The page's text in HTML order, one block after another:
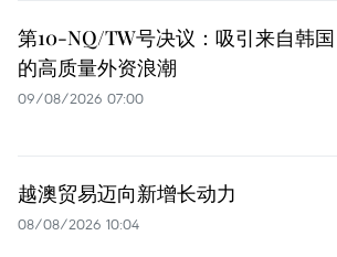
第10-NQ/TW号决议：吸引来自韩国
的高质量外资浪潮
09/08/2026 07:00
越澳贸易迈向新增长动力
08/08/2026 10:04